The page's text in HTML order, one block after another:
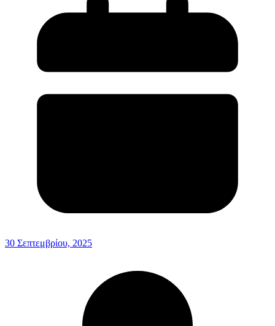
30 Σεπτεμβρίου, 2025